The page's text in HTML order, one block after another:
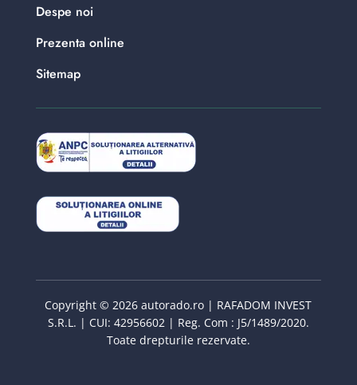
Despe noi
Prezenta online
Sitemap
Copyright © 2026 autorado.ro | RAFADOM INVEST
S.R.L. | CUI: 42956602 | Reg. Com : J5/1489/2020.
Toate drepturile rezervate.